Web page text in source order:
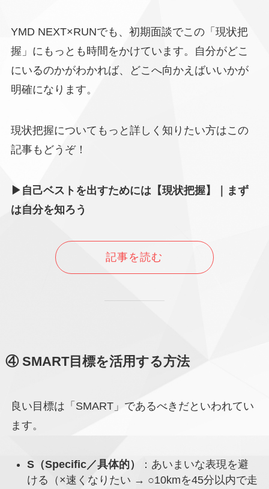
YMD NEXT×RUNでも、初期面談でこの「現状把
握」にもっとも時間をかけています。自分がどこ
にいるのかがわかれば、どこへ向かえばいいかが
明確になります。
現状把握についてもっと詳しく知りたい方はこの
記事もどうぞ！
▶自己ベストを出すためには【現状把握】｜まず
は自分を知ろう
記事を読む
④ SMART目標を活用する方法
良い目標は「SMART」であるべきだといわれてい
ます。
S（Specific／具体的）
：あいまいな表現を避
ける（×速くなりたい → ○10kmを45分以内で走